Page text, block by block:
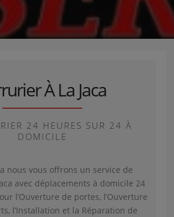
À La Jaca
24 HEURES SUR 24 À
DOMICILE
nous vous offrons un service de
avec déplacements à domicile 24
l’Ouverture de portes, l’Ouverture
l’Installation et la Réparation de